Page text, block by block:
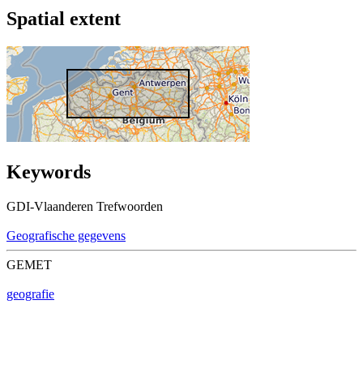
Spatial extent
Keywords
GDI-Vlaanderen Trefwoorden
Geografische gegevens
GEMET
geografie